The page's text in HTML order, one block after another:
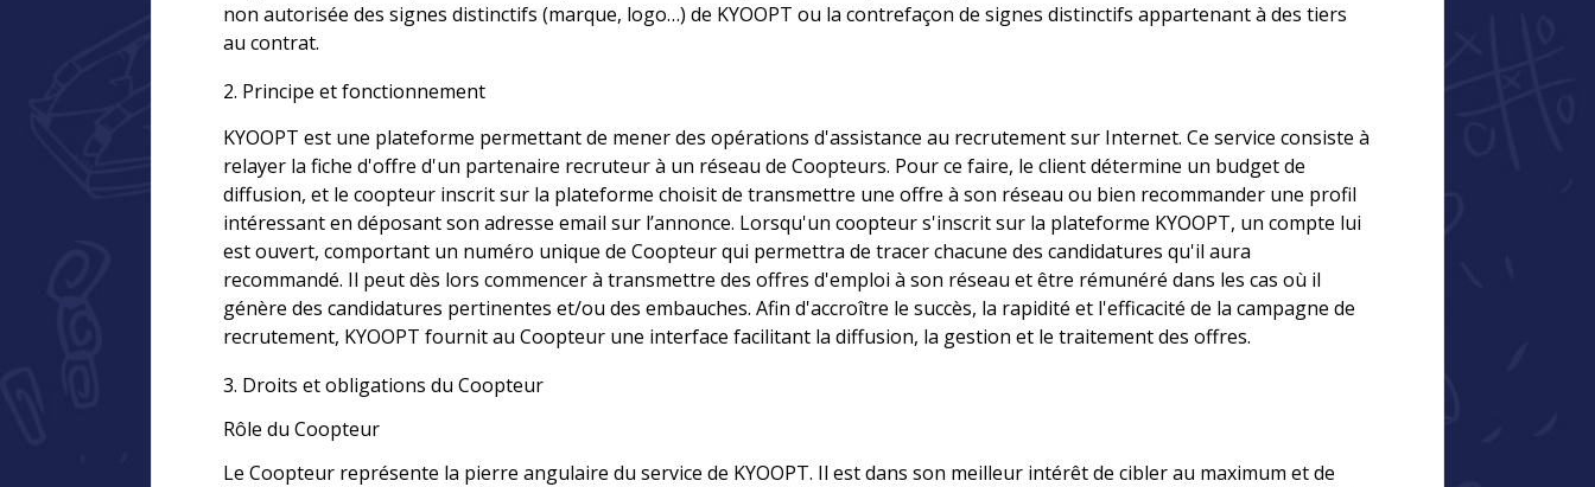
non autorisée des signes distinctifs (marque, logo…) de KYOOPT ou la contrefaçon de signes distinctifs appartenant à des tiers
au contrat.
2. Principe et fonctionnement
KYOOPT est une plateforme permettant de mener des opérations d'assistance au recrutement sur Internet. Ce service consiste à
relayer la fiche d'offre d'un partenaire recruteur à un réseau de Coopteurs. Pour ce faire, le client détermine un budget de
diffusion, et le coopteur inscrit sur la plateforme choisit de transmettre une offre à son réseau ou bien recommander une profil
intéressant en déposant son adresse email sur l’annonce. Lorsqu'un coopteur s'inscrit sur la plateforme KYOOPT, un compte lui
est ouvert, comportant un numéro unique de Coopteur qui permettra de tracer chacune des candidatures qu'il aura
recommandé. Il peut dès lors commencer à transmettre des offres d'emploi à son réseau et être rémunéré dans les cas où il
génère des candidatures pertinentes et/ou des embauches. Afin d'accroître le succès, la rapidité et l'efficacité de la campagne de
recrutement, KYOOPT fournit au Coopteur une interface facilitant la diffusion, la gestion et le traitement des offres.
3. Droits et obligations du Coopteur
Rôle du Coopteur
Le Coopteur représente la pierre angulaire du service de KYOOPT. Il est dans son meilleur intérêt de cibler au maximum et de